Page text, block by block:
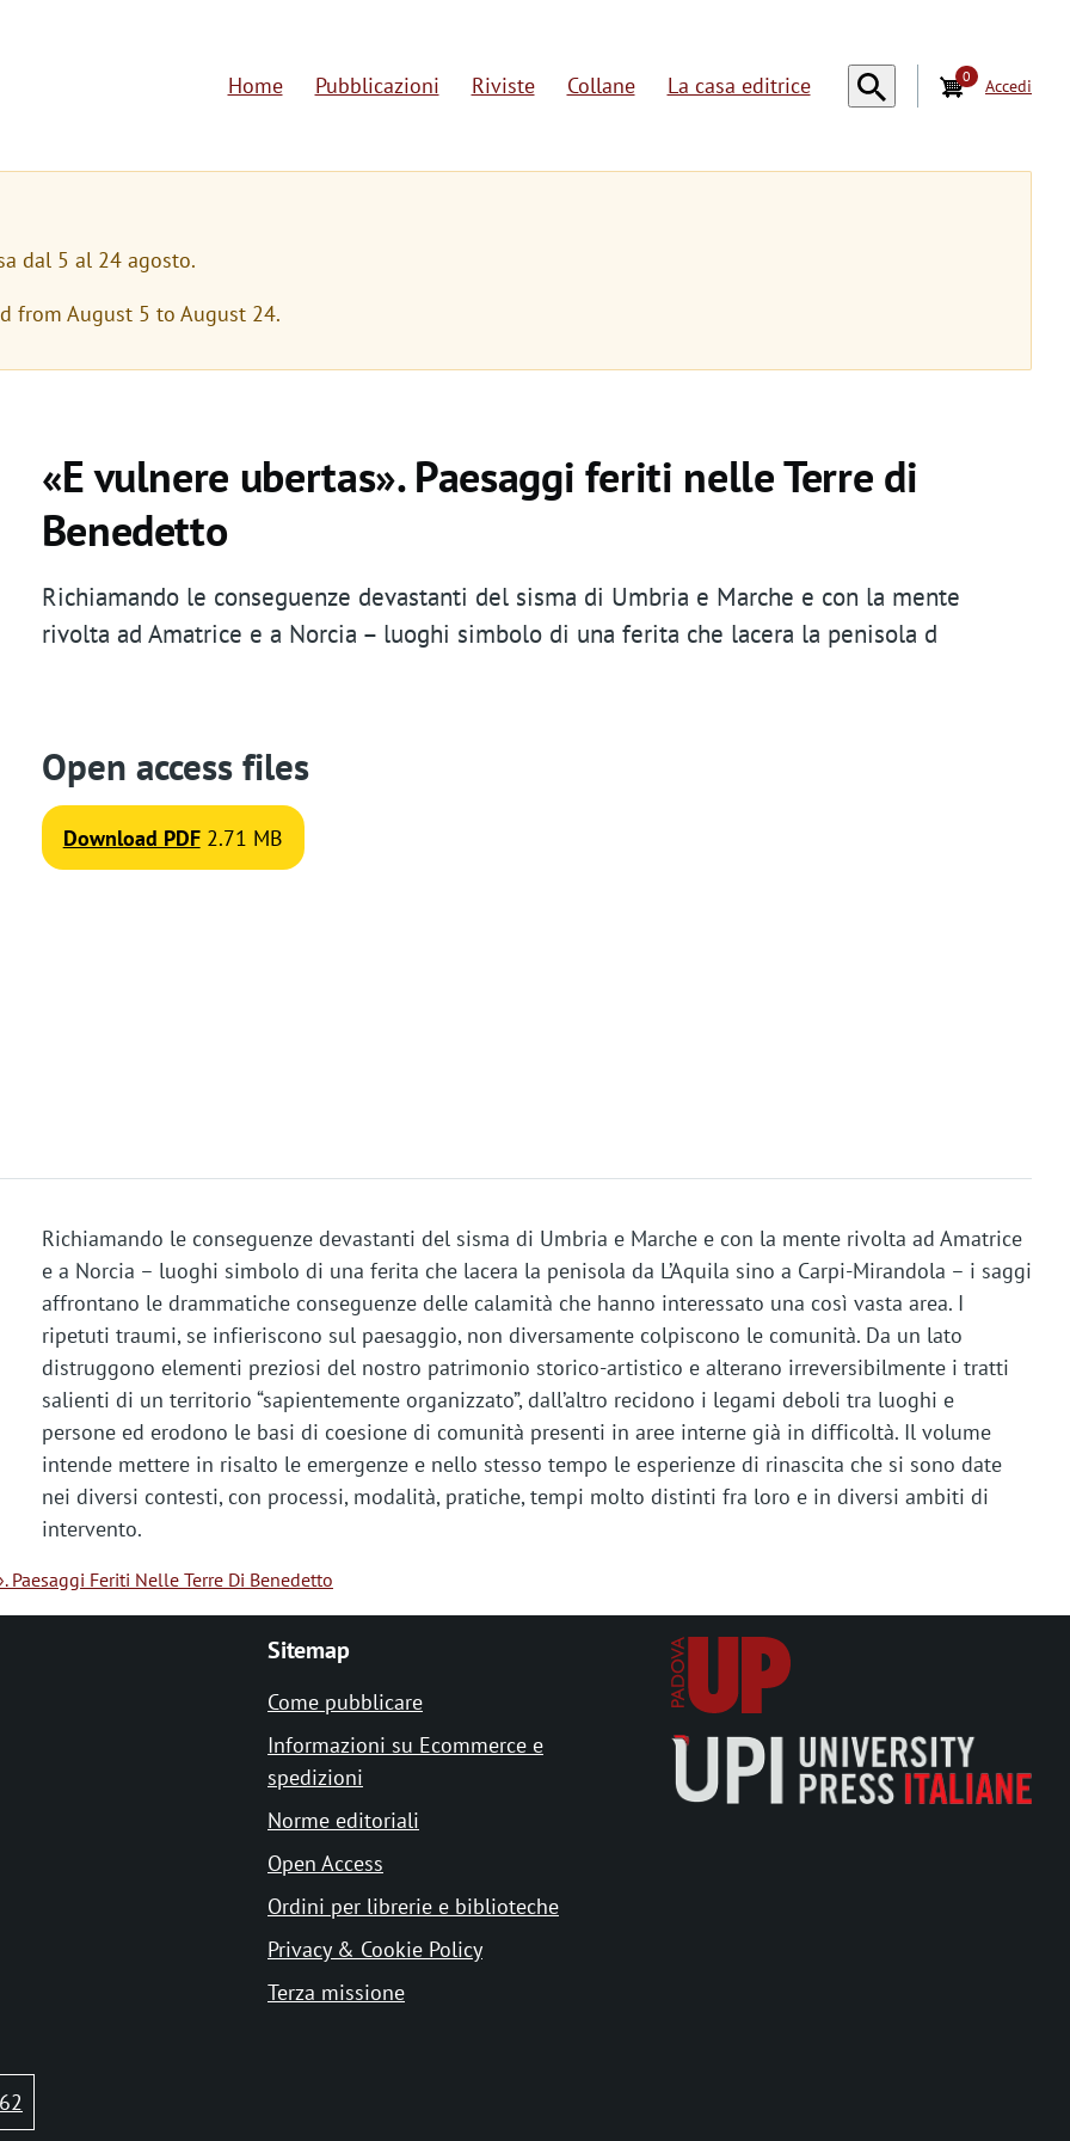
a
n
g
a
i
Home Pubblicazioni Riviste Collane La casa editrice 0
s
Accedi
dal 5 al 24 agosto.
from August 5 to August 24.
«E vulnere ubertas». Paesaggi feriti nelle Terre di
Benedetto
Richiamando le conseguenze devastanti del sisma di Umbria e Marche e con la mente
rivolta ad Amatrice e a Norcia – luoghi simbolo di una ferita che lacera la penisola d
Open access files
Download PDF 2.71 MB
Richiamando le conseguenze devastanti del sisma di Umbria e Marche e con la mente rivolta ad Amatrice
e a Norcia – luoghi simbolo di una ferita che lacera la penisola da L’Aquila sino a Carpi-Mirandola – i saggi
affrontano le drammatiche conseguenze delle calamità che hanno interessato una così vasta area. I
ripetuti traumi, se infieriscono sul paesaggio, non diversamente colpiscono le comunità. Da un lato
distruggono elementi preziosi del nostro patrimonio storico-artistico e alterano irreversibilmente i tratti
salienti di un territorio “sapientemente organizzato”, dall’altro recidono i legami deboli tra luoghi e
persone ed erodono le basi di coesione di comunità presenti in aree interne già in difficoltà. Il volume
intende mettere in risalto le emergenze e nello stesso tempo le esperienze di rinascita che si sono date
nei diversi contesti, con processi, modalità, pratiche, tempi molto distinti fra loro e in diversi ambiti di
intervento.
Paesaggi Feriti Nelle Terre Di Benedetto
Sitemap
Come pubblicare
Informazioni su Ecommerce e
spedizioni
Norme editoriali
Open Access
Ordini per librerie e biblioteche
Privacy & Cookie Policy
Terza missione